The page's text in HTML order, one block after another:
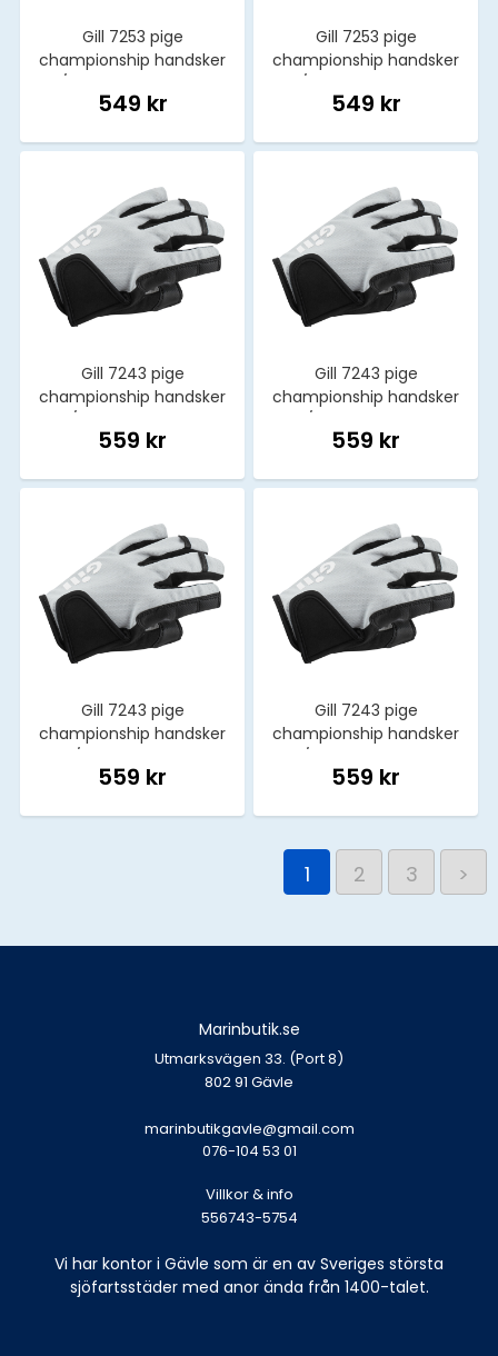
Gill 7253 pige
championship handsker
549 kr
Gill 7253 pige
championship handsker
549 kr
Gill 7243 pige
championship handsker
559 kr
Gill 7243 pige
championship handsker
559 kr
Gill 7243 pige
championship handsker
559 kr
Gill 7243 pige
championship handsker
559 kr
1 2 3 >
Marinbutik.se
Utmarksvägen 33. (Port 8)
802 91 Gävle
marinbutikgavle@gmail.com
076-104 53 01
Villkor & info
556743-5754
Vi har kontor i Gävle som är en av Sveriges största
sjöfartsstäder med anor ända från 1400-talet.